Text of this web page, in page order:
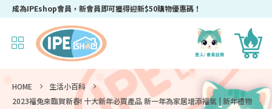
成為IPEshop會員，新會員即可獲得迎新$50購物優惠碼！
HOME
生活小百科
2023福兔來臨賀新春! 十大新年必買產品 新一年為家居增添福氣 | 新年禮物